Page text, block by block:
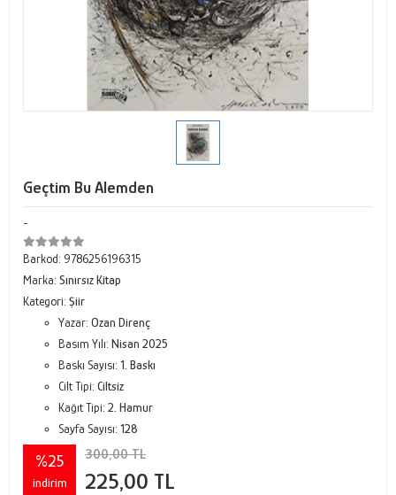
Geçtim Bu Alemden
-
Barkod: 9786256196315
Marka: Sınırsız Kitap
Kategori: Şiir
Yazar: Ozan Direnç
Basım Yılı: Nisan 2025
Baskı Sayısı: 1. Baskı
Cilt Tipi: Ciltsiz
Kağıt Tipi: 2. Hamur
Sayfa Sayısı: 128
%25
indirim
300,00 TL
225,00 TL